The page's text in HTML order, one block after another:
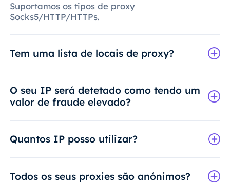
Suportamos os tipos de proxy
Socks5/HTTP/HTTPs.
Tem uma lista de locais de proxy?
O seu IP será detetado como tendo um
valor de fraude elevado?
Quantos IP posso utilizar?
Todos os seus proxies são anónimos?